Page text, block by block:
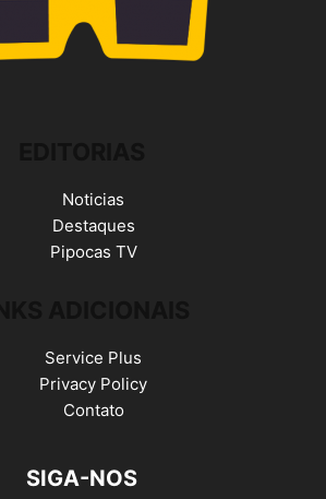
Noticias
Destaques
Pipocas TV
Service Plus
Privacy Policy
Contato
SIGA-NOS